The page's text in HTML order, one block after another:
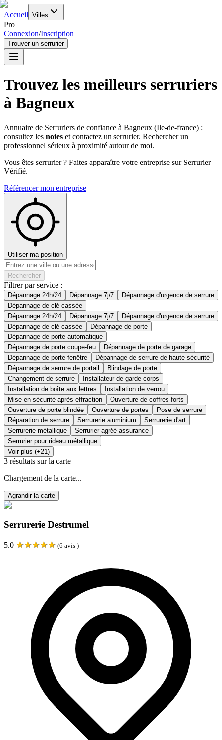
Accueil Villes
Pro
Connexion/Inscription
Trouver un serrurier
Trouvez les meilleurs serruriers
à Bagneux
Annuaire de Serruriers de confiance à Bagneux (Ile-de-france) :
consultez les notes et contactez un serrurier. Rechercher un
professionnel sérieux à proximité autour de moi.
Vous êtes serrurier ? Faites apparaître votre entreprise sur Serrurier
Vérifié.
Référencer mon entreprise
Utiliser ma position
Rechercher
Filtrer par service :
Dépannage 24h/24 Dépannage 7j/7
Dépannage d'urgence de serrure
Dépannage de clé cassée
Dépannage 24h/24
Dépannage 7j/7
Dépannage d'urgence de serrure
Dépannage de clé cassée
Dépannage de porte
Dépannage de porte automatique
Dépannage de porte coupe-feu
Dépannage de porte de garage
Dépannage de porte-fenêtre
Dépannage de serrure de haute sécurité
Dépannage de serrure de portail
Blindage de porte
Changement de serrure
Installateur de garde-corps
Installation de boîte aux lettres
Installation de verrou
Mise en sécurité après effraction
Ouverture de coffres-forts
Ouverture de porte blindée
Ouverture de portes
Pose de serrure
Réparation de serrure
Serrurerie aluminium
Serrurerie d'art
Serrurerie métallique
Serrurier agréé assurance
Serrurier pour rideau métallique
Voir plus (+21)
3 résultats sur la carte
Chargement de la carte...
Agrandir la carte
Serrurerie Destrumel
5.0 ★★★★★ (6 avis )